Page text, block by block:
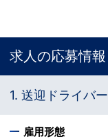
求人の応募情報
1. 送迎ドライバー
雇用形態